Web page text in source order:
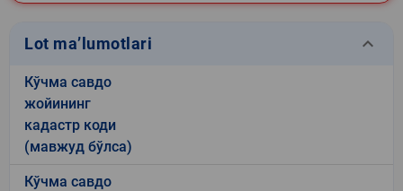
Lot ma’lumotlari keyboard_arrow_down
Кўчма савдо
жойининг
кадастр коди
(мавжуд бўлса)
Кўчма савдо